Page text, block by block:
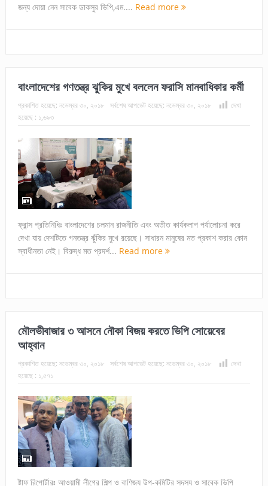
জন্য দোয়া নেন সাবেক ডাকসুর ভিপি,এম.... Read more
বাংলাদেশের গণতন্ত্র ঝুকির মুখে বললেন ফরাসি মানবাধিকার কর্মী
প্রকাশিত হয়েছে: নভেম্বর ৩০, ২০১৮ সর্বশেষ আপডেট হয়েছে: নভেম্বর ৩০, ২০১৮
দেখা
হয়েছে : ১,৬৯৩
ফ্রান্স প্রতিনিধিঃ বাংলাদেশের চলমান রাজনীতি এবং অতীত কার্যকলাপ পর্যালোচনা করে
দেখা যায় দেশটিতে গনতন্ত্র ঝুঁকির মুখে রয়েছে। সাধারন মানুষের মত প্রকাশ করার কোন
স্বাধীনতা নেই। বিরুদ্ধ মত প্রদর্শ... Read more
মৌলভীবাজার ৩ আসনে নৌকা বিজয় করতে ভিপি সোয়েবের
আহ্বান
প্রকাশিত হয়েছে: নভেম্বর ৩০, ২০১৮ সর্বশেষ আপডেট হয়েছে: নভেম্বর ৩০, ২০১৮
দেখা
হয়েছে : ১,৫৭১
ষ্টাফ রিপোর্টারঃ আওয়ামী লীগের শিল্প ও বাণিজ্য উপ-কমিটির সদস্য ও সাবেক ভিপি